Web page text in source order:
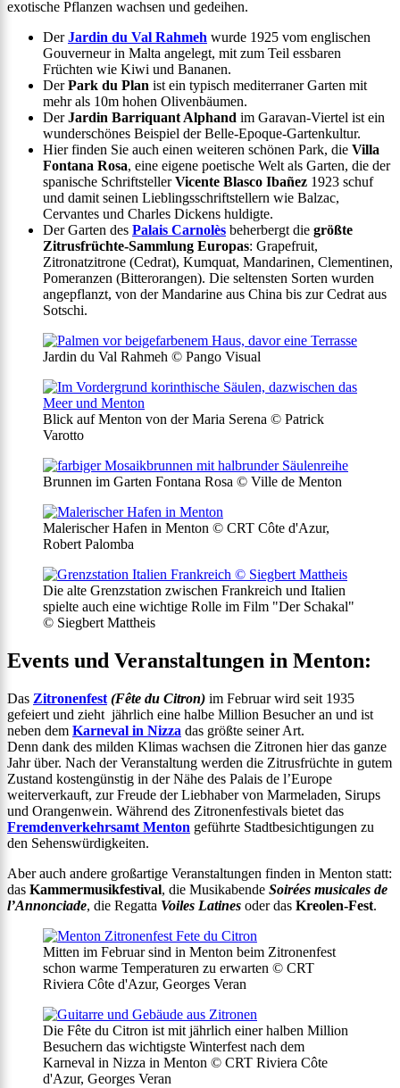
exotische Pflanzen wachsen und gedeihen.
DerJardin du Val Rahmeh wurde 1925 vom englischen
Gouverneur in Malta angelegt, mit zum Teil essbaren
Früchten wie Kiwi und Bananen.
DerPark du Plan ist ein typisch mediterraner Garten mit
mehr als 10m hohen Olivenbäumen.
DerJardin Barriquant Alphand im Garavan-Viertel ist ein
wunderschönes Beispiel der Belle-Epoque-Gartenkultur.
Hier finden Sie auch einen weiteren schönen Park, die Villa
Fontana Rosa, eine eigene poetische Welt als Garten, die der
spanische SchriftstellerVicente Blasco Ibañez 1923 schuf
und damit seinen Lieblingsschriftstellern wie Balzac,
Cervantes und Charles Dickens huldigte.
Der Garten des Palais Carnolès beherbergt die größte
Zitrusfrüchte-Sammlung Europas: Grapefruit,
Zitronatzitrone (Cedrat), Kumquat, Mandarinen, Clementinen,
Pomeranzen (Bitterorangen). Die seltensten Sorten wurden
angepflanzt, von der Mandarine aus China bis zur Cedrat aus
Sotschi.
Jardin du Val Rahmeh © Pango Visual
Blick auf Menton von der Maria Serena © Patrick
Varotto
Brunnen im Garten Fontana Rosa © Ville de Menton
Malerischer Hafen in Menton © CRT Côte d'Azur,
Robert Palomba
Die alte Grenzstation zwischen Frankreich und Italien
spielte auch eine wichtige Rolle im Film "Der Schakal"
© Siegbert Mattheis
Events und Veranstaltungen in Menton:
Das Zitronenfest (Fête du Citron) im Februar wird seit 1935
gefeiert und zieht jährlich eine halbe Million Besucher an und ist
neben dem Karneval in Nizza das größte seiner Art.
Denn dank des milden Klimas wachsen die Zitronen hier das ganze
Jahr über. Nach der Veranstaltung werden die Zitrusfrüchte in gutem
Zustand kostengünstig in der Nähe des Palais de l’Europe
weiterverkauft, zur Freude der Liebhaber von Marmeladen, Sirups
und Orangenwein. Während des Zitronenfestivals bietet das
Fremdenverkehrsamt Menton geführte Stadtbesichtigungen zu
den Sehenswürdigkeiten.
Aber auch andere großartige Veranstaltungen finden in Menton statt:
das Kammermusikfestival, die Musikabende Soirées musicales de
l’Annonciade, die Regatta Voiles Latines oder das Kreolen-Fest.
Mitten im Februar sind in Menton beim Zitronenfest
schon warme Temperaturen zu erwarten © CRT
Riviera Côte d'Azur, Georges Veran
Die Fête du Citron ist mit jährlich einer halben Million
Besuchern das wichtigste Winterfest nach dem
Karneval in Nizza in Menton © CRT Riviera Côte
d'Azur, Georges Veran